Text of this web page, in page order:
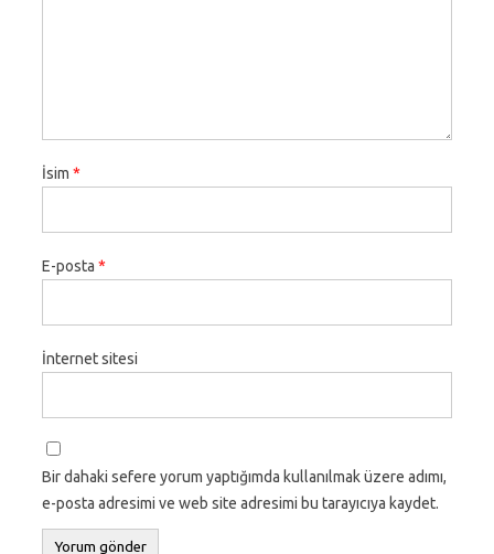
İsim *
E-posta *
İnternet sitesi
Bir dahaki sefere yorum yaptığımda kullanılmak üzere adımı,
e-posta adresimi ve web site adresimi bu tarayıcıya kaydet.